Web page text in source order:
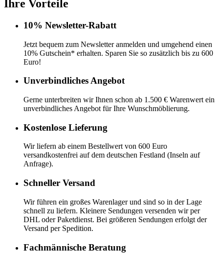
Ihre Vorteile
10% Newsletter-Rabatt
Jetzt bequem zum Newsletter anmelden und umgehend einen
10% Gutschein* erhalten. Sparen Sie so zusätzlich bis zu 600
Euro!
Unverbindliches Angebot
Gerne unterbreiten wir Ihnen schon ab 1.500 € Warenwert ein
unverbindliches Angebot für Ihre Wunschmöblierung.
Kostenlose Lieferung
Wir liefern ab einem Bestellwert von 600 Euro
versandkostenfrei auf dem deutschen Festland (Inseln auf
Anfrage).
Schneller Versand
Wir führen ein großes Warenlager und sind so in der Lage
schnell zu liefern. Kleinere Sendungen versenden wir per
DHL oder Paketdienst. Bei größeren Sendungen erfolgt der
Versand per Spedition.
Fachmännische Beratung